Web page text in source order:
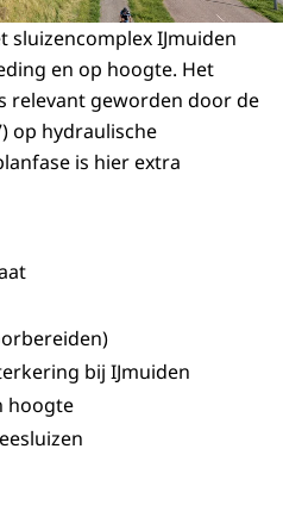
sluizencomplex IJmuiden
en op hoogte. Het
relevant geworden door de
op hydraulische
is hier extra
bij IJmuiden
hoogte